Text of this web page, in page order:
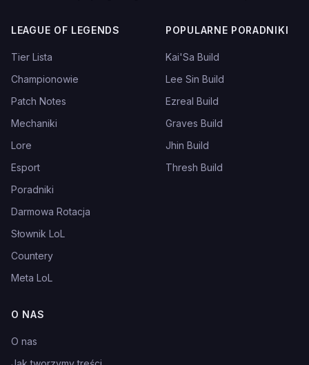
LEAGUE OF LEGENDS
Tier Lista
Championowie
Patch Notes
Mechaniki
Lore
Esport
Poradniki
Darmowa Rotacja
Słownik LoL
Countery
Meta LoL
POPULARNE PORADNIKI
Kai'Sa Build
Lee Sin Build
Ezreal Build
Graves Build
Jhin Build
Thresh Build
O NAS
O nas